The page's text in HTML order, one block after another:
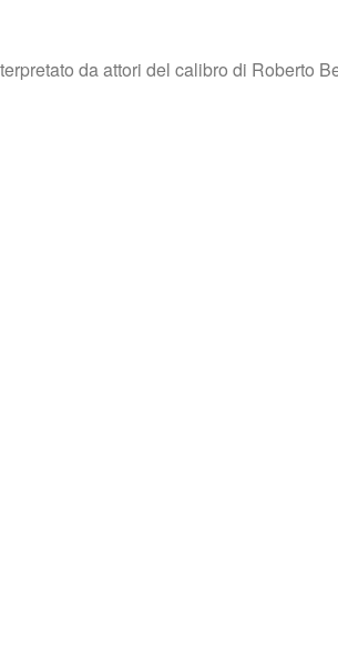
da attori del calibro di